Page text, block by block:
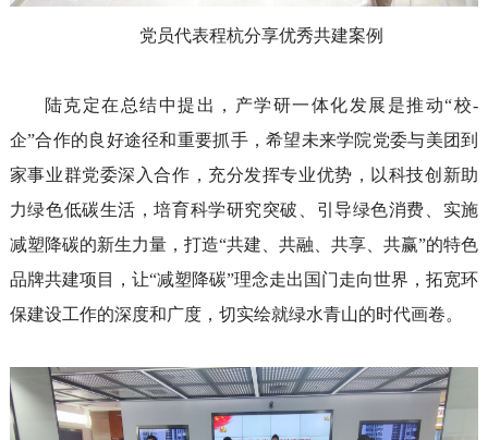
党员代表程杭分享优秀共建案例
陆克定在 总结中提出， 产学研一体化发展 是推动“校-
企”合作的良好途径和重要抓手，希望未来学院党委与美团到
家事业群党委深入合作， 充分发挥专业优势，以科技创新助
力绿色低碳生活 ，培育科学研究突破、引导绿色消费、实施
减塑降碳的新生力量， 打造“共建、共融、共享、共赢”的特色
品牌共建项目， 让“减塑降碳”理念走出国门走向世界，拓宽环
保建设工作的深度和广度， 切实绘就绿水青山的时代画卷。